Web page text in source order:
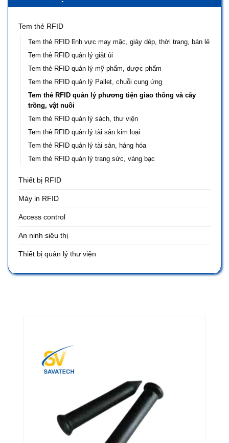
Tem thẻ RFID
Tem thẻ RFID lĩnh vực may mặc, giày dép, thời trang, bán lẻ
Tem thẻ RFID quản lý giặt ủi
Tem thẻ RFID quản lý mỹ phẩm, dược phẩm
Tem the RFID quản lý Pallet, chuỗi cung ứng
Tem thẻ RFID quản lý phương tiện giao thông và cây
trồng, vật nuôi
Tem thẻ RFID quản lý sách, thư viện
Tem thẻ RFID quản lý tài sản kim loại
Tem thẻ RFID quản lý tài sản, hàng hóa
Tem thẻ RFID quản lý trang sức, vàng bạc
Thiết bị RFID
Máy in RFID
Access control
An ninh siêu thị
Thiết bị quản lý thư viện